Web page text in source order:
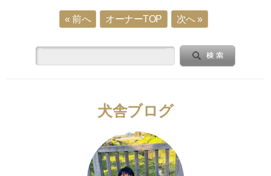
« 前へ オーナーTOP 次へ »
犬舎ブログ